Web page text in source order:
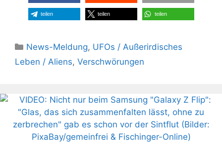
teilen teilen teilen
Kategorien
News-Meldung, UFOs / Außerirdisches
Leben / Aliens, Verschwörungen